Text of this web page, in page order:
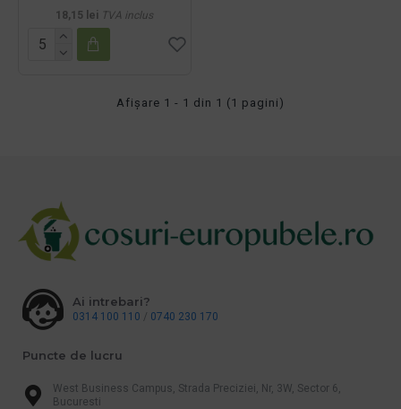
18,15 lei TVA inclus
Afişare 1 - 1 din 1 (1 pagini)
Ai intrebari?
0314 100 110 / 0740 230 170
Puncte de lucru
West Business Campus, Strada Preciziei, Nr, 3W, Sector 6,
Bucuresti